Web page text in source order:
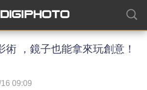
術 ，鏡子也能拿來玩創意！
09:09